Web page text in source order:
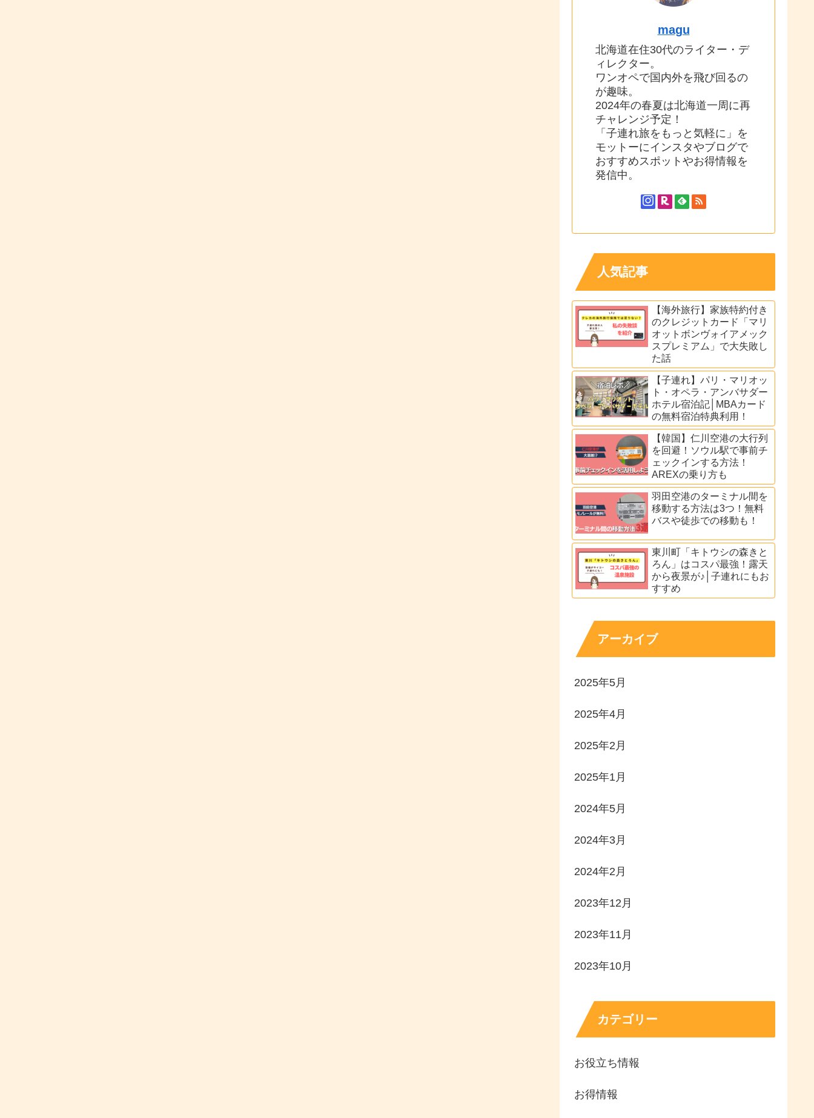
magu
北海道在住30代のライター・デ
ィレクター。
ワンオペで国内外を飛び回るの
が趣味。
2024年の春夏は北海道一周に再
チャレンジ予定！
「子連れ旅をもっと気軽に」を
モットーにインスタやブログで
おすすめスポットやお得情報を
発信中。
人気記事
【海外旅行】家族特約付き
のクレジットカード「マリ
オットボンヴォイアメック
スプレミアム」で大失敗し
た話
【子連れ】パリ・マリオッ
ト・オペラ・アンバサダー
ホテル宿泊記│MBAカード
の無料宿泊特典利用！
【韓国】仁川空港の大行列
を回避！ソウル駅で事前チ
ェックインする方法！
AREXの乗り方も
羽田空港のターミナル間を
移動する方法は3つ！無料
バスや徒歩での移動も！
東川町「キトウシの森きと
ろん」はコスパ最強！露天
から夜景が♪│子連れにもお
すすめ
アーカイブ
2025年5月
2025年4月
2025年2月
2025年1月
2024年5月
2024年3月
2024年2月
2023年12月
2023年11月
2023年10月
カテゴリー
お役立ち情報
お得情報